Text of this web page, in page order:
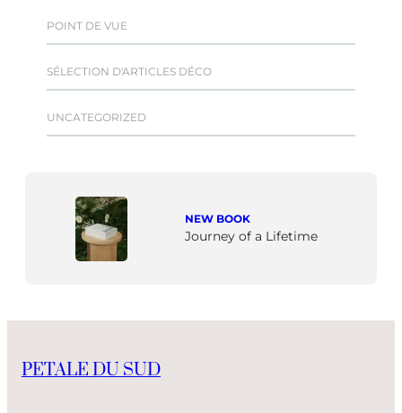
POINT DE VUE
SÉLECTION D'ARTICLES DÉCO
UNCATEGORIZED
NEW BOOK
Journey of a Lifetime
PETALE DU SUD